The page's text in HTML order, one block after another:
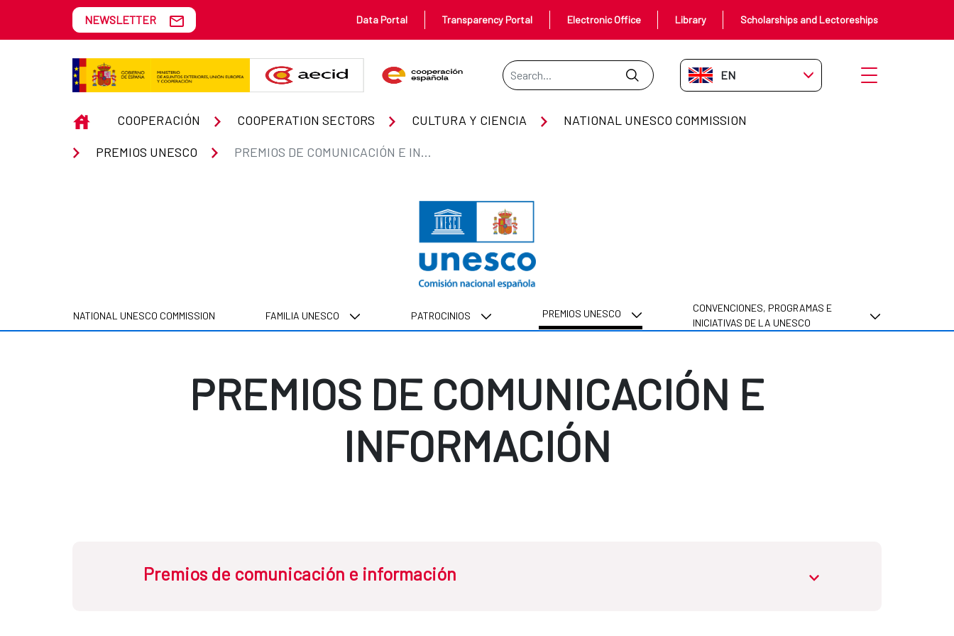
Skip to Main Content
Premios de Comunicación e Información
NEWSLETTER Data Portal Transparency Portal Electronic Office Library Scholarships and Lectoreships
Search Bar
EN-GB Open menu
INICIOCOOPERACIÓN COOPERATION SECTORS CULTURA Y CIENCIA NATIONAL UNESCO COMMISSION
PREMIOS UNESCO PREMIOS DE COMUNICACIÓN E INFORMACIÓN
NATIONAL UNESCO COMMISSION FAMILIA UNESCO PATROCINIOS PREMIOS UNESCO
CONVENCIONES, PROGRAMAS E
INICIATIVAS DE LA UNESCO
PREMIOS DE COMUNICACIÓN E
INFORMACIÓN
Premios de comunicación e información abrir.desplegable